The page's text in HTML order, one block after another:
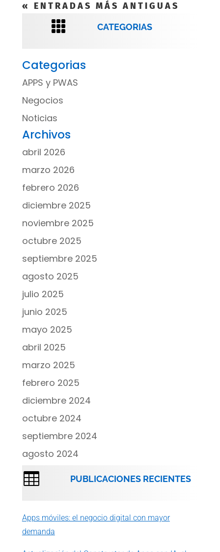
« ENTRADAS MÁS ANTIGUAS
 CATEGORIAS
Categorias
APPS y PWAS
Negocios
Noticias
Archivos
abril 2026
marzo 2026
febrero 2026
diciembre 2025
noviembre 2025
octubre 2025
septiembre 2025
agosto 2025
julio 2025
junio 2025
mayo 2025
abril 2025
marzo 2025
febrero 2025
diciembre 2024
octubre 2024
septiembre 2024
agosto 2024
 PUBLICACIONES RECIENTES
Apps móviles: el negocio digital con mayor
demanda